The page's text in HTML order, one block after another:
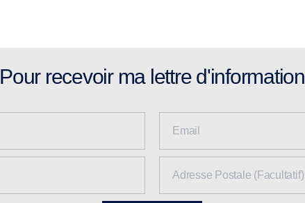
Pour recevoir ma lettre d'information